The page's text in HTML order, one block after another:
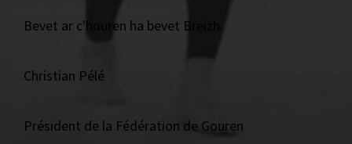
Bevet ar c'houren ha bevet Breizh.
Christian Pélé
Président de la Fédération de Gouren